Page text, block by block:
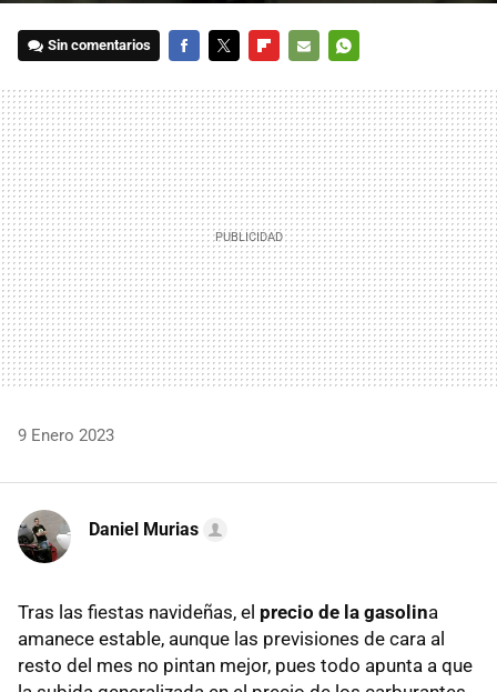
Sin comentarios
MAIL
9 Enero 2023
Daniel Murias
Tras las fiestas navideñas, el precio de la gasolina
amanece estable, aunque las previsiones de cara al
resto del mes no pintan mejor, pues todo apunta a que